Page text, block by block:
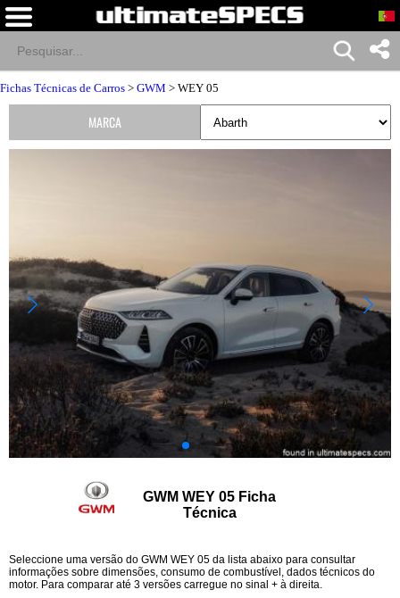
Fichas Técnicas de Carros > GWM > WEY 05
GWM WEY 05 Ficha
Técnica
Seleccione uma versão do GWM WEY 05 da lista abaixo para consultar
informações sobre dimensões, consumo de combustível, dados técnicos do
motor. Para comparar até 3 versões carregue no sinal + à direita.
MARCA